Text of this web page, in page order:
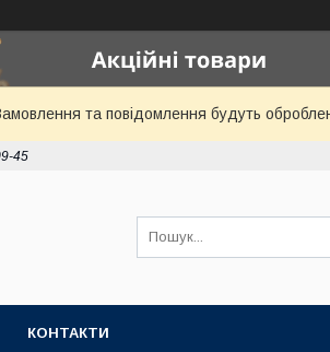
та повідомлення будуть
45
КОНТАКТИ